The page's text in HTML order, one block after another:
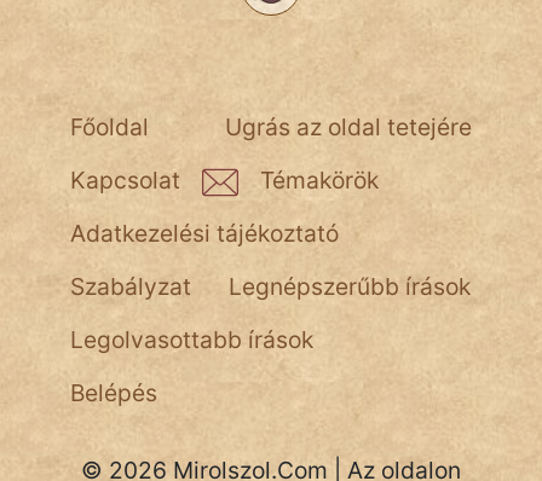
Ugrás az oldal tetejére
Főoldal
Kapcsolat
Témakörök
Adatkezelési tájékoztató
Szabályzat
Legnépszerűbb írások
Legolvasottabb írások
Belépés
© 2026 Mirolszol.Com | Az oldalon